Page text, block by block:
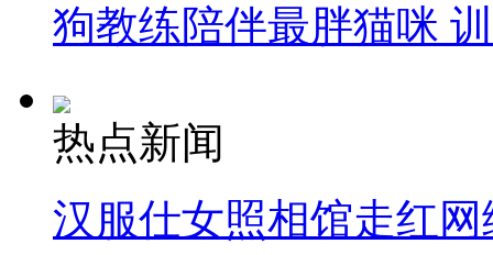
狗教练陪伴最胖猫咪
热点新闻
汉服仕女照相馆走红网